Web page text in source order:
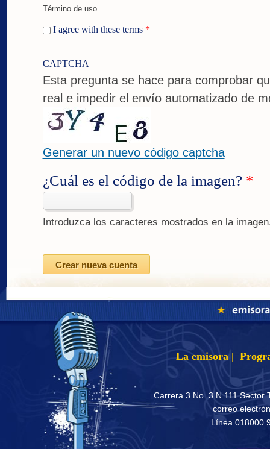
Término de uso
I agree with these terms *
CAPTCHA
Esta pregunta se hace para comprobar
real e impedir el envío automatizado de
Generar un nuevo código captcha
¿Cuál es el código de la imagen? *
Introduzca los caracteres mostrados en la
La emisora |
Carrera 3 No. 3 N 111 Sector
correo
Línea 018000